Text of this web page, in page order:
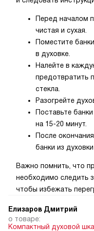
Перед началом
чистая и сухая.
Поместите
в духовке.
Налейте в
предотвратить
стекла.
Разогрейте
Поставьте
на 15-20 минут.
После
банки из
Важно помнить, что
необходимо следить
чтобы избежать
Елизаров Дмитрий
о товаре:
Компактный духовой